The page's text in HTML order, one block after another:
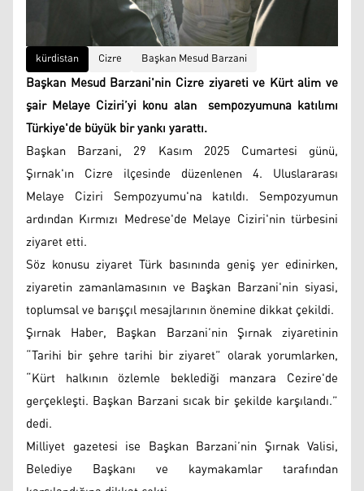
kürdistan Cizre Başkan Mesud Barzani
Başkan Mesud Barzani'nin Cizre ziyareti ve Kürt alim ve
şair Melaye Ciziri’yi konu alan sempozyumuna katılımı
Türkiye'de büyük bir yankı yarattı.
Başkan Barzani, 29 Kasım 2025 Cumartesi günü,
Şırnak'ın Cizre ilçesinde düzenlenen 4. Uluslararası
Melaye Ciziri Sempozyumu'na katıldı. Sempozyumun
ardından Kırmızı Medrese'de Melaye Ciziri'nin türbesini
ziyaret etti.
Söz konusu ziyaret Türk basınında geniş yer edinirken,
ziyaretin zamanlamasının ve Başkan Barzani'nin siyasi,
toplumsal ve barışçıl mesajlarının önemine dikkat çekildi.
Şırnak Haber, Başkan Barzani’nin Şırnak ziyaretinin
“Tarihi bir şehre tarihi bir ziyaret” olarak yorumlarken,
“Kürt halkının özlemle beklediği manzara Cezire'de
gerçekleşti. Başkan Barzani sıcak bir şekilde karşılandı.”
dedi.
Milliyet gazetesi ise Başkan Barzani’nin Şırnak Valisi,
Belediye Başkanı ve kaymakamlar tarafından